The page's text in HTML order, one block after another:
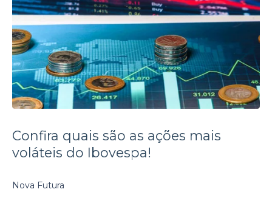
Confira quais são as ações mais
voláteis do Ibovespa!
Nova Futura